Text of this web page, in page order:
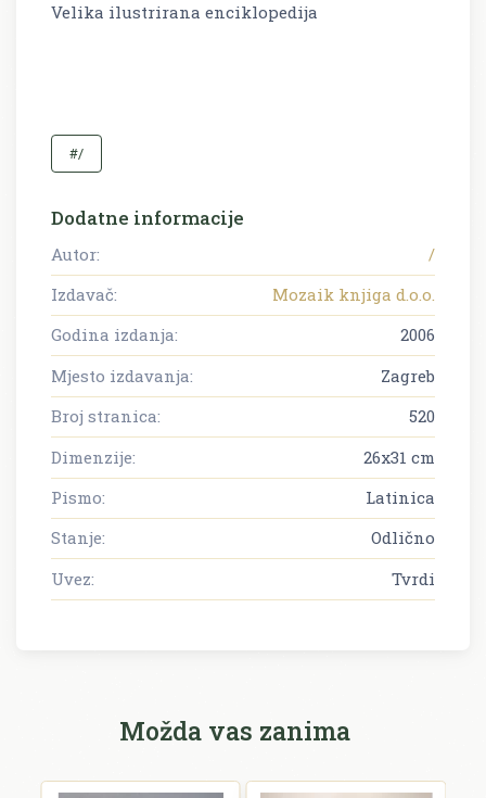
Velika ilustrirana enciklopedija
#/
Dodatne informacije
Autor:
/
Izdavač:
Mozaik knjiga d.o.o.
Godina izdanja:
2006
Mjesto izdavanja:
Zagreb
Broj stranica:
520
Dimenzije:
26x31 cm
Pismo:
Latinica
Stanje:
Odlično
Uvez:
Tvrdi
Možda vas zanima